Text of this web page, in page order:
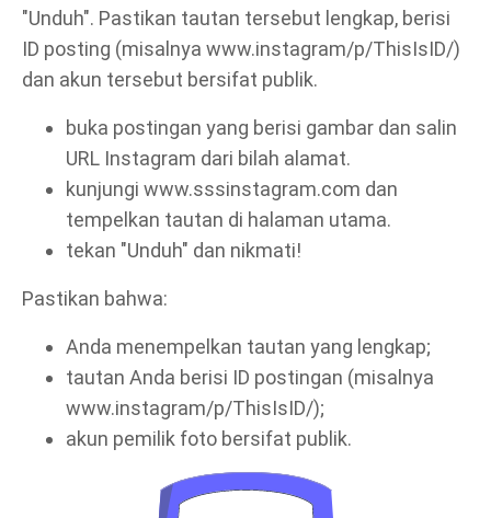
"Unduh". Pastikan tautan tersebut lengkap, berisi
ID posting (misalnya www.instagram/p/ThisIsID/)
dan akun tersebut bersifat publik.
buka postingan yang berisi gambar dan salin
URL Instagram dari bilah alamat.
kunjungi www.sssinstagram.com dan
tempelkan tautan di halaman utama.
tekan "Unduh" dan nikmati!
Pastikan bahwa:
Anda menempelkan tautan yang lengkap;
tautan Anda berisi ID postingan (misalnya
www.instagram/p/ThisIsID/);
akun pemilik foto bersifat publik.